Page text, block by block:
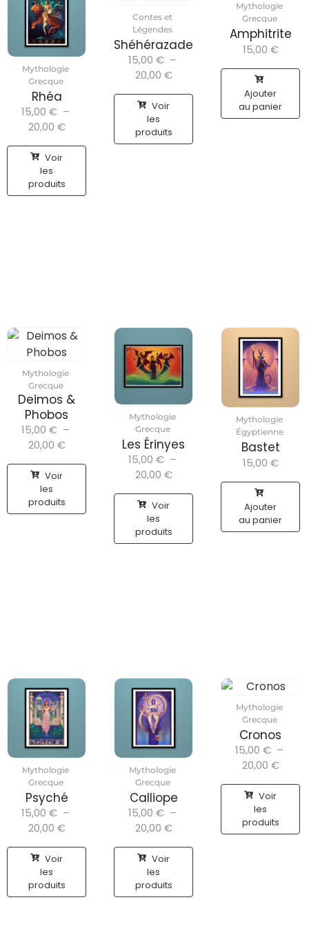
Mythologie
Grecque
Rhéa
15,00 € –
20,00 €
Voir
les
produits
Contes et
Légendes
Shéhérazade
15,00 € –
20,00 €
Voir
les
produits
Mythologie
Grecque
Amphitrite
15,00 €
Ajouter
au panier
Mythologie
Grecque
Deimos &
Phobos
15,00 € –
20,00 €
Voir
les
produits
Mythologie
Grecque
Les Érinyes
15,00 € –
20,00 €
Voir
les
produits
Mythologie
Égyptienne
Bastet
15,00 €
Ajouter
au panier
Mythologie
Grecque
Psyché
15,00 € –
20,00 €
Voir
les
produits
Mythologie
Grecque
Calliope
15,00 € –
20,00 €
Voir
les
produits
Mythologie
Grecque
Cronos
15,00 € –
20,00 €
Voir
les
produits